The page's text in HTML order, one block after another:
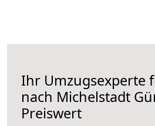
Ihr Umzugsexperte
nach Michelstadt
Preiswert